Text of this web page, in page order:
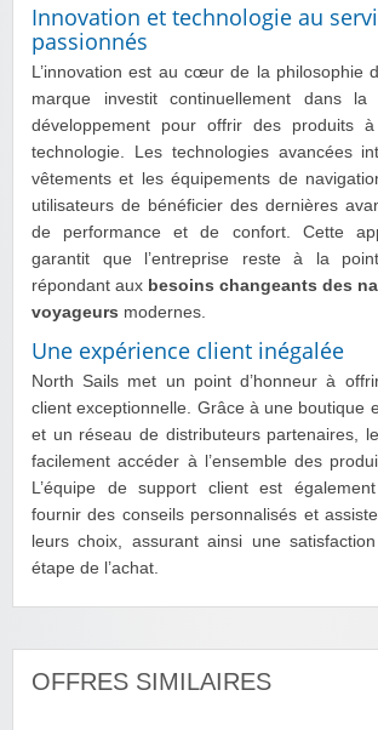
Innovation et technologie au
passionnés
L’innovation est au cœur de la philosophie
marque investit continuellement dans
développement pour offrir des produits
technologie. Les technologies avancées
vêtements et les équipements de
utilisateurs de bénéficier des dernières
de performance et de confort. Cette
garantit que l’entreprise reste à la
répondant aux besoins changeants des
voyageurs modernes.
Une expérience client inégalée
North Sails met un point d’honneur à
client exceptionnelle. Grâce à une boutique
et un réseau de distributeurs partenaires,
facilement accéder à l’ensemble des
L’équipe de support client est
fournir des conseils personnalisés et
leurs choix, assurant ainsi une
étape de l’achat.
OFFRES SIMILAIRES